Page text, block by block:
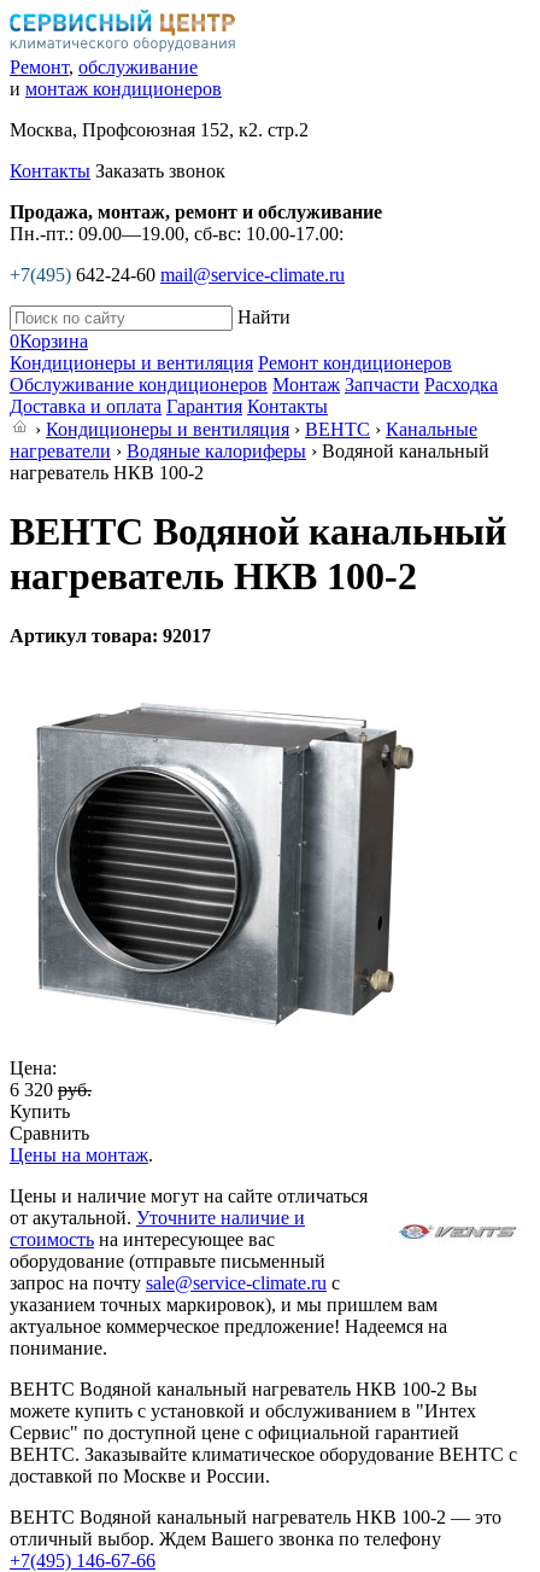
Ремонт, обслуживание
и монтаж кондиционеров
Москва, Профсоюзная 152, к2. стр.2
Контакты Заказать звонок
Продажа, монтаж, ремонт и обслуживание
Пн.-пт.: 09.00—19.00, сб-вс: 10.00-17.00:
+7(495) 642-24-60 mail@service-climate.ru
Найти
0Корзина
Кондиционеры и вентиляция Ремонт кондиционеров
Обслуживание кондиционеров Монтаж Запчасти Расходка
Доставка и оплата Гарантия Контакты
› Кондиционеры и вентиляция › ВЕНТС › Канальные
нагреватели › Водяные калориферы › Водяной канальный
нагреватель НКВ 100-2
ВЕНТС Водяной канальный
нагреватель НКВ 100-2
Артикул товара: 92017
Цена:
6 320 руб.
Купить
Сравнить
Цены на монтаж.
Цены и наличие могут на сайте отличаться
от акутальной. Уточните наличие и
стоимость на интересующее вас
оборудование (отправьте письменный
запрос на почту sale@service-climate.ru с
указанием точных маркировок), и мы пришлем вам
актуальное коммерческое предложение! Надеемся на
понимание.
ВЕНТС Водяной канальный нагреватель НКВ 100-2 Вы
можете купить с установкой и обслуживанием в "Интех
Сервис" по доступной цене с официальной гарантией
ВЕНТС. Заказывайте климатическое оборудование ВЕНТС с
доставкой по Москве и России.
ВЕНТС Водяной канальный нагреватель НКВ 100-2 — это
отличный выбор. Ждем Вашего звонка по телефону
+7(495) 146-67-66